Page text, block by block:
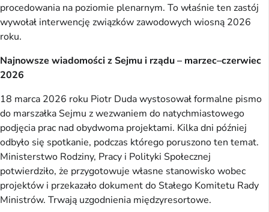
procedowania na poziomie plenarnym. To właśnie ten zastój
wywołał interwencję związków zawodowych wiosną 2026
roku.
Najnowsze wiadomości z Sejmu i rządu – marzec–czerwiec
2026
18 marca 2026 roku Piotr Duda wystosował formalne pismo
do marszałka Sejmu z wezwaniem do natychmiastowego
podjęcia prac nad obydwoma projektami. Kilka dni później
odbyło się spotkanie, podczas którego poruszono ten temat.
Ministerstwo Rodziny, Pracy i Polityki Społecznej
potwierdziło, że przygotowuje własne stanowisko wobec
projektów i przekazało dokument do Stałego Komitetu Rady
Ministrów. Trwają uzgodnienia międzyresortowe.